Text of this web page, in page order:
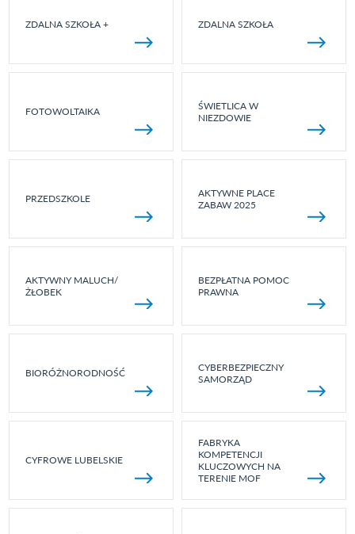
ZDALNA SZKOŁA + ZDALNA SZKOŁA
FOTOWOLTAIKA
ŚWIETLICA W
NIEZDOWIE
PRZEDSZKOLE
AKTYWNE PLACE
ZABAW 2025
AKTYWNY MALUCH/
ŻŁOBEK
BEZPŁATNA POMOC
PRAWNA
BIORÓŻNORODNOŚĆ
CYBERBEZPIECZNY
SAMORZĄD
CYFROWE LUBELSKIE
FABRYKA
KOMPETENCJI
KLUCZOWYCH NA
TERENIE MOF